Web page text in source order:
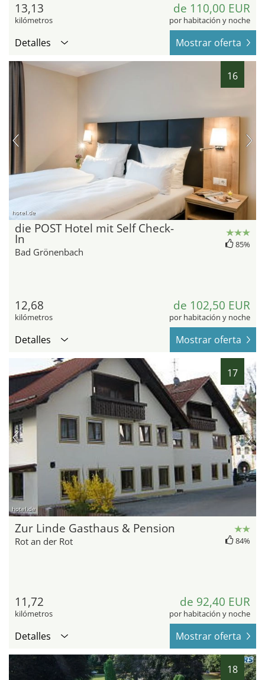
13,13
kilómetros
de 110,00 EUR
por habitación y noche
Detalles Mostrar oferta
16
hotel.de
die POST Hotel mit Self Check-
In
Bad Grönenbach
85%
12,68
kilómetros
de 102,50 EUR
por habitación y noche
Detalles Mostrar oferta
17
hotel.de
Zur Linde Gasthaus & Pension
Rot an der Rot 84%
11,72
kilómetros
de 92,40 EUR
por habitación y noche
Detalles Mostrar oferta
18